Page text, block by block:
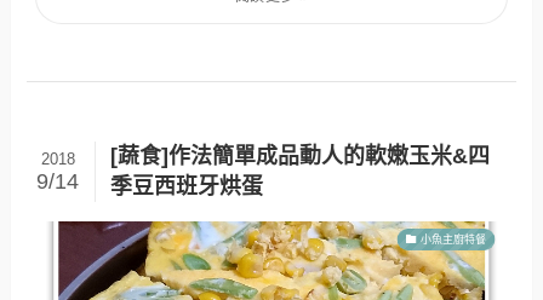
[蔬食]作法簡單成品動人的軟嫩玉米&四
季豆西班牙烘蛋
2018
9/14
小魚主廚特餐